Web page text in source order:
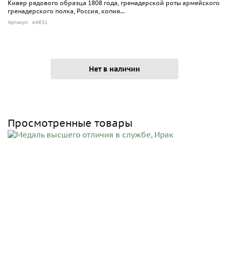
Кивер рядового образца 1808 года, гренадерской роты армейского
гренадерского полка, Россия, копия...
Артикул: 64831
Нет в наличии
Просмотренные товары